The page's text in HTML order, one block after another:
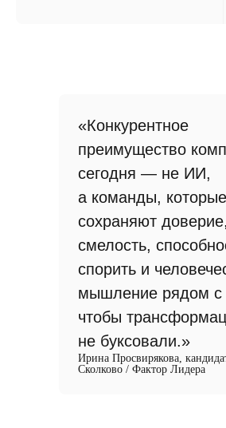
«Конкурентное
преимущество
сегодня — не ИИ,
а команды, которые
сохраняют доверие,
смелость,
спорить и
мышление рядом
чтобы
не буксовали.»
Ирина Просвирякова,
Сколково / Фактор Лидера